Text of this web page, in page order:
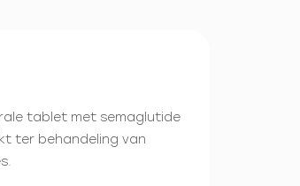
tablet met semaglutide
ter behandeling van